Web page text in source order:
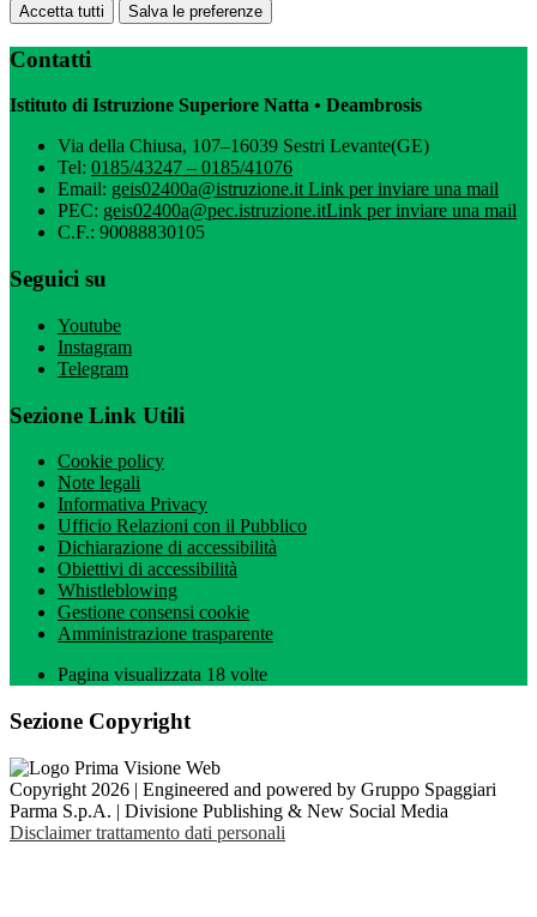
Accetta tutti Salva le preferenze
Contatti
Istituto di Istruzione Superiore Natta • Deambrosis
Via della Chiusa, 107–16039 Sestri Levante(GE)
Tel: 0185/43247 – 0185/41076
Email: geis02400a@istruzione.itLink per inviare una mail
PEC: geis02400a@pec.istruzione.itLink per inviare una mail
C.F.: 90088830105
Seguici su
Youtube
Instagram
Telegram
Sezione Link Utili
Cookie policy
Note legali
Informativa Privacy
Ufficio Relazioni con il Pubblico
Dichiarazione di accessibilità
Obiettivi di accessibilità
Whistleblowing
Gestione consensi cookie
Amministrazione trasparente
Pagina visualizzata 18 volte
Sezione Copyright
Copyright 2026 | Engineered and powered by Gruppo Spaggiari
Parma S.p.A. | Divisione Publishing & New Social Media
Disclaimer trattamento dati personali